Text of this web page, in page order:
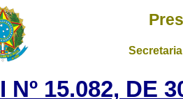
Nº 15.082, DE